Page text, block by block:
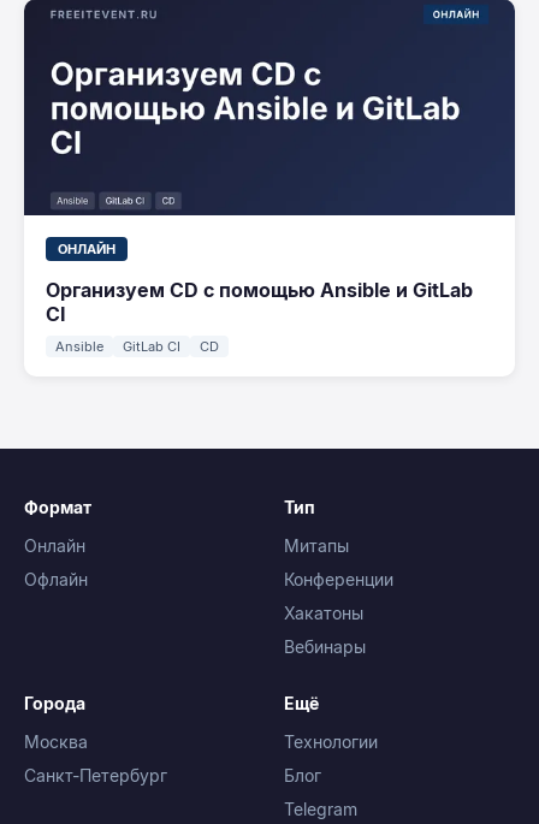
ОНЛАЙН
Организуем CD с помощью Ansible и GitLab
CI
Ansible GitLab CI CD
Формат
Онлайн
Офлайн
Тип
Митапы
Конференции
Хакатоны
Вебинары
Города
Москва
Санкт-Петербург
Ещё
Технологии
Блог
Telegram